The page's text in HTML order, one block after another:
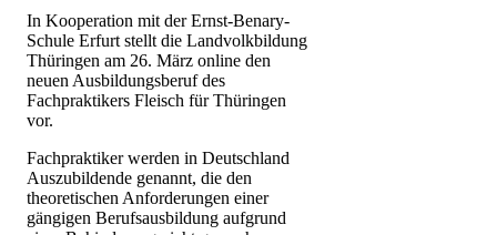
In Kooperation mit der Ernst-Benary-
Schule Erfurt stellt die Landvolkbildung
Thüringen am 26. März online den
neuen Ausbildungsberuf des
Fachpraktikers Fleisch für Thüringen
vor.
Fachpraktiker werden in Deutschland
Auszubildende genannt, die den
theoretischen Anforderungen einer
gängigen Berufsausbildung aufgrund